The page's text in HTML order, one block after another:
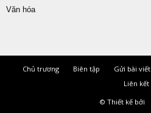
Văn hóa
Chủ trương Biên tập Gửi bài viết
Liên kết
© Thiết kế bởi